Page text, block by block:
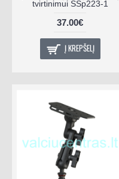
tvirtinimui SSp223-1
37.00€
Į KREPŠELĮ